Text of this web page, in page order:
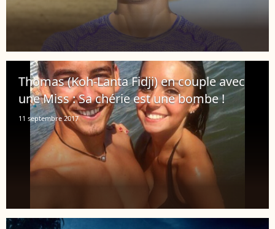
Thomas (Koh-Lanta Fidji) en couple avec
une Miss : Sa chérie est une bombe !
11 septembre 2017